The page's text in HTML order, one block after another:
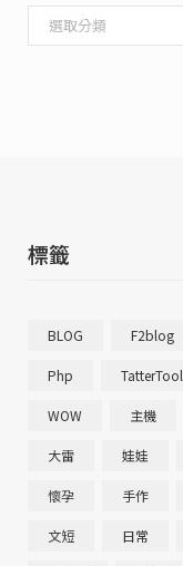
章
標籤
BLOG F2blog
Php TatterTool
WOW 主機
大雷 娃娃
懷孕 手作
文短 日常